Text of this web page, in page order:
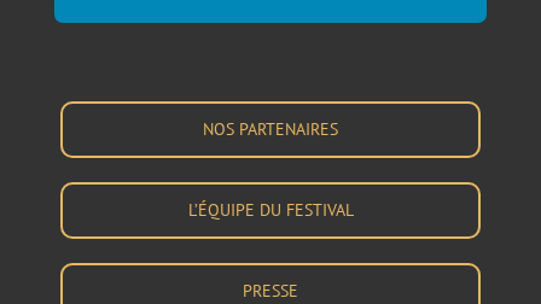
NOS PARTENAIRES
L’ÉQUIPE DU FESTIVAL
PRESSE